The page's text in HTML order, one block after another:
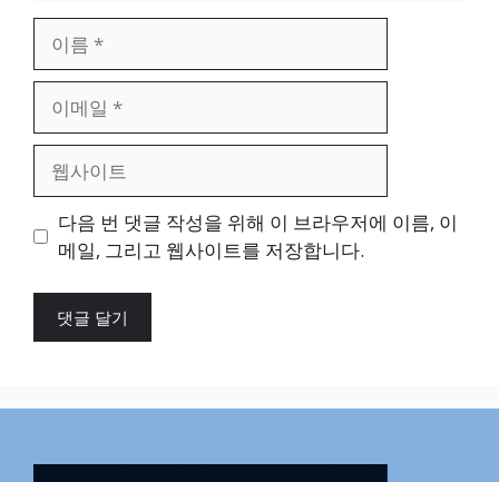
일
트
다음 번 댓글 작성을 위해 이 브라우저에 이름, 이
메일, 그리고 웹사이트를 저장합니다.